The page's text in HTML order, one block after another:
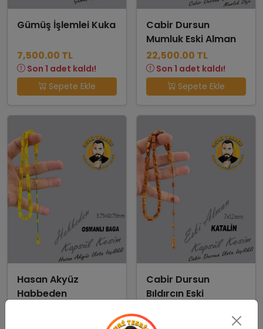
Gümüş İşlemlei Kuka
7,500.00 TL
Son 1 adet kaldı!
Sepete Ekle
Cabir Dursun
Mumluk Eski Alman
22,500.00 TL
Son 1 adet kaldı!
Sepete Ekle
Hasan Akyüz
Habbeden
Cabir Dursun
Bıldırcın Eski
Katalin